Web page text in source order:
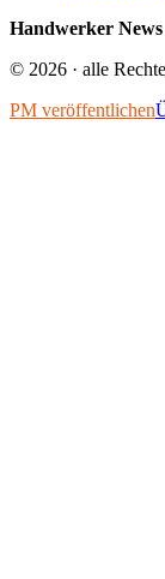
Handwerker News
© 2026 · alle
PM veröffentlichen